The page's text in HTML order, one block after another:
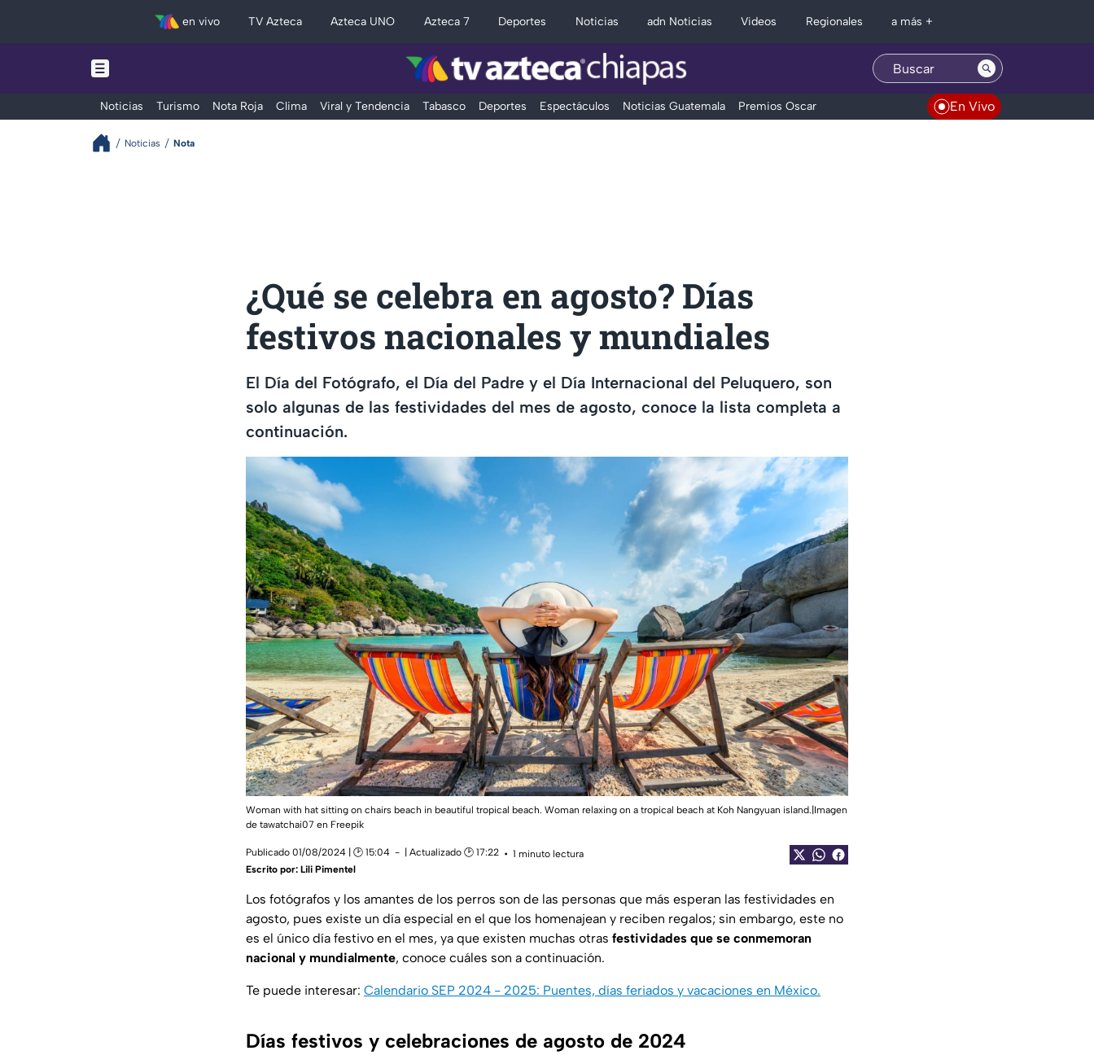
en vivo TV Azteca Azteca UNO Azteca 7 Deportes Noticias adn Noticias Videos Regionales a más +
Noticias Turismo Nota Roja Clima Viral y Tendencia Tabasco Deportes Espectáculos Noticias Guatemala Premios Oscar En Vivo
Noticias Nota
¿Qué se celebra en agosto? Días
festivos nacionales y mundiales
El Día del Fotógrafo, el Día del Padre y el Día Internacional del Peluquero, son
solo algunas de las festividades del mes de agosto, conoce la lista completa a
continuación.
Woman with hat sitting on chairs beach in beautiful tropical beach. Woman relaxing on a tropical beach at Koh Nangyuan island.| Imagen
de tawatchai07 en Freepik
Publicado 01/08/2024 | 🕑 15:04 | Actualizado 🕑 17:22
1 minuto lectura
Escrito por: Lili Pimentel
Los fotógrafos y los amantes de los perros son de las personas que más esperan las festividades en
agosto, pues existe un día especial en el que los homenajean y reciben regalos; sin embargo, este no
es el único día festivo en el mes, ya que existen muchas otras festividades que se conmemoran
nacional y mundialmente, conoce cuáles son a continuación.
Te puede interesar: Calendario SEP 2024 - 2025: Puentes, días feriados y vacaciones en México.
Días festivos y celebraciones de agosto de 2024